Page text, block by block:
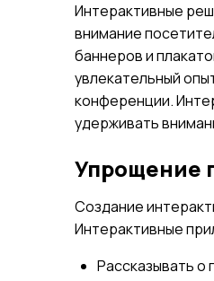
Интерактивные
внимание
баннеров и
увлекательный
конференции.
удерживать
Упрощение
Создание
Интерактивные
Рассказывать о